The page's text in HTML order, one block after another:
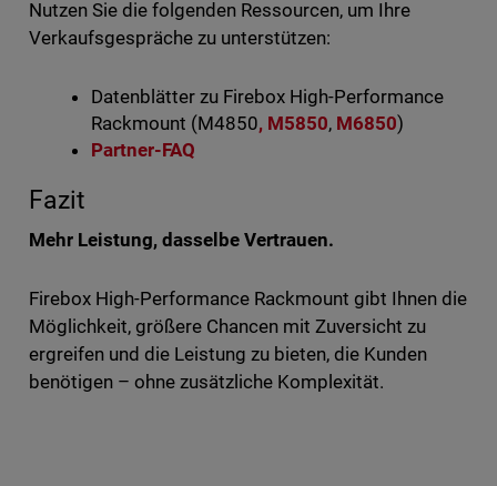
Nutzen Sie die folgenden Ressourcen, um Ihre
Verkaufsgespräche zu unterstützen:
Datenblätter zu Firebox High-Performance
Rackmount (M4850, M5850, M6850)
Partner-FAQ
Fazit
Mehr Leistung, dasselbe Vertrauen.
Firebox High-Performance Rackmount gibt Ihnen die
Möglichkeit, größere Chancen mit Zuversicht zu
ergreifen und die Leistung zu bieten, die Kunden
benötigen – ohne zusätzliche Komplexität.